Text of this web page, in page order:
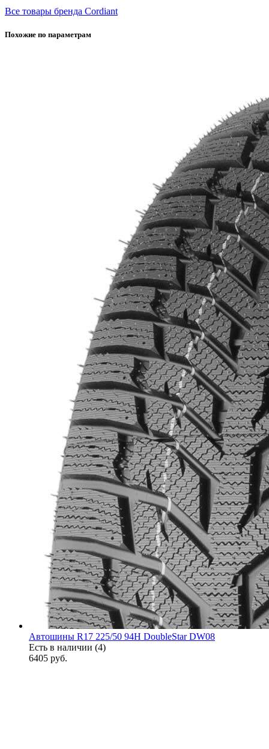
Все товары бренда Cordiant
Похожие по параметрам
Автошины R17 225/50 94H DoubleStar DW08
Есть в наличии (4)
6405 руб.